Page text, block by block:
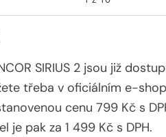
SIRIUS 2 jsou již
třeba v oficiálním e-
cenu 799 Kč s
je pak za 1 499 Kč s DPH.